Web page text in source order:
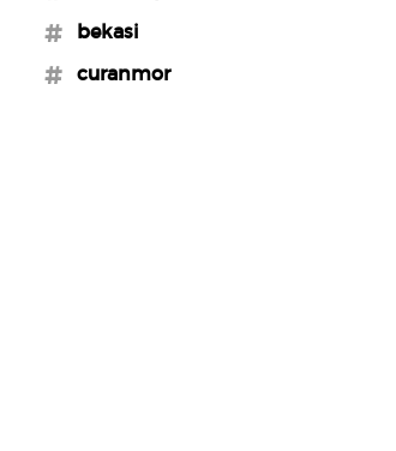
#bekasi
#curanmor